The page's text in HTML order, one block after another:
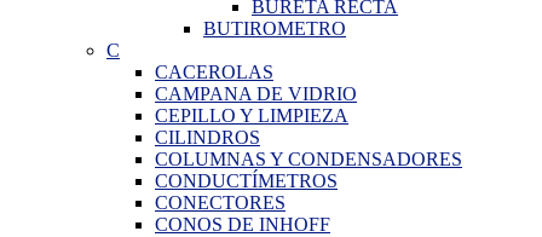
BURETA RECTA
BUTIROMETRO
C
CACEROLAS
CAMPANA DE VIDRIO
CEPILLO Y LIMPIEZA
CILINDROS
COLUMNAS Y CONDENSADORES
CONDUCTÍMETROS
CONECTORES
CONOS DE INHOFF